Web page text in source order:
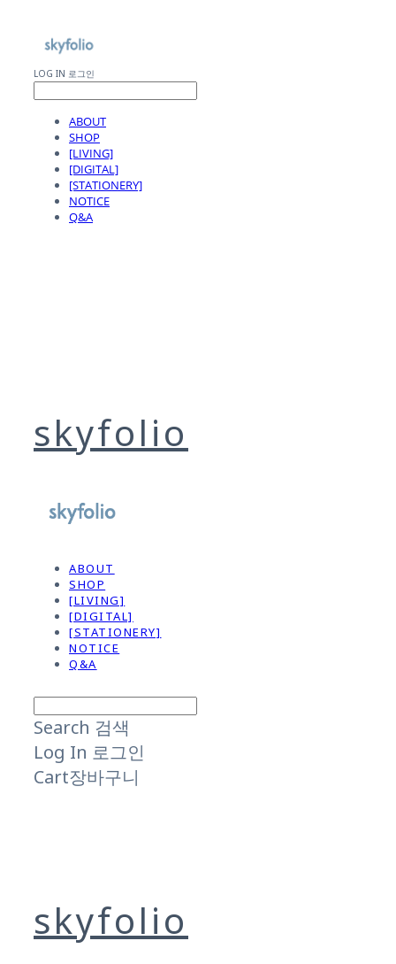
LOG IN 로그인
ABOUT
SHOP
[LIVING]
[DIGITAL]
[STATIONERY]
NOTICE
Q&A
skyfolio
ABOUT
SHOP
[LIVING]
[DIGITAL]
[STATIONERY]
NOTICE
Q&A
Search 검색
Log In 로그인
Cart장바구니
skyfolio